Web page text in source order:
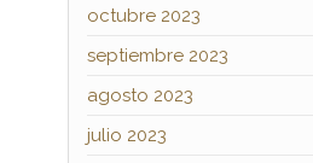
octubre 2023
septiembre 2023
agosto 2023
julio 2023